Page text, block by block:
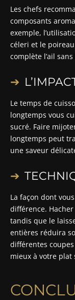
Les chefs
composants
exemple,
céleri et le
complète l’ail
Le temps de
longtemps vous
sucré. Faire
longtemps peut
une saveur
La façon dont
différence.
tandis que le
entières réduira
différentes
mieux à votre plat